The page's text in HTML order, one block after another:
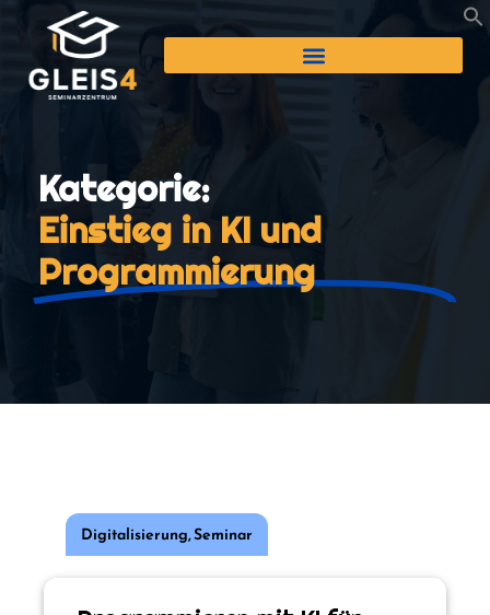
Kategorie:
Einstieg in KI und
Programmierung
Digitalisierung,Seminar